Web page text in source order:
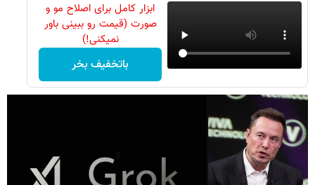
ابزار کامل برای اصلاح مو و
صورت (قیمت رو ببینی باور
نمیکنی!)
باتخفیف بخر